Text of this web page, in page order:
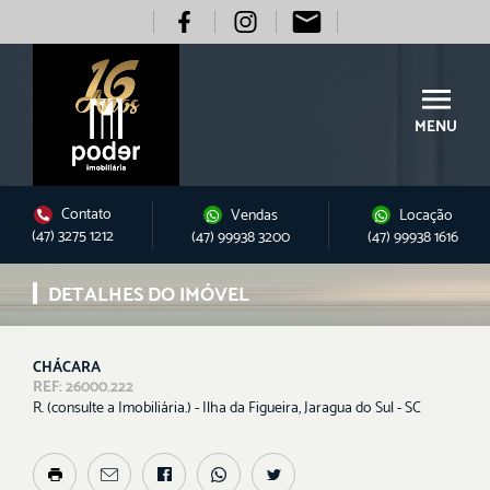
MENU
Contato
(47) 3275 1212
Vendas
(47) 99938 3200
Locação
(47) 99938 1616
DETALHES DO IMÓVEL
CHÁCARA
REF: 26000.222
R. (consulte a Imobiliária.) - Ilha da Figueira, Jaragua do Sul - SC